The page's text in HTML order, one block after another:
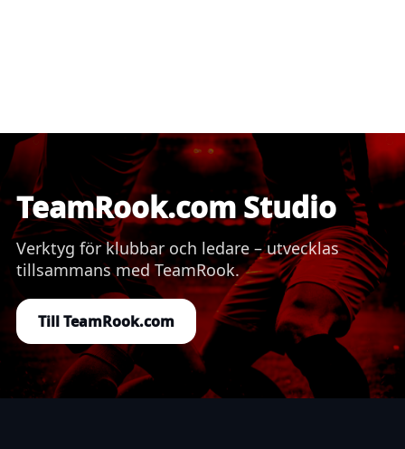
TeamRook.com Studio
Verktyg för klubbar och ledare – utvecklas
tillsammans med TeamRook.
Till TeamRook.com